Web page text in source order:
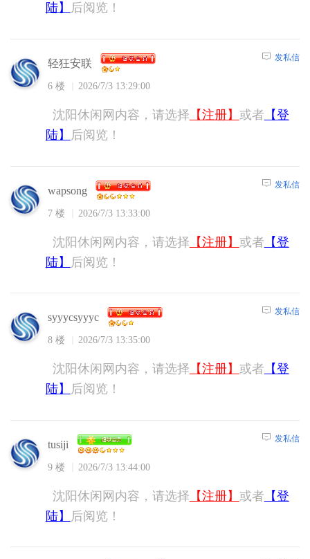
陆】
后阅览！
轻狂安联
6 楼 2026/7/3 13:29:00
发私信
沈阳休闲网内容，请选择 【注册】 或者 【登
陆】
后阅览！
wapsong
7 楼 2026/7/3 13:33:00
发私信
沈阳休闲网内容，请选择 【注册】 或者 【登
陆】
后阅览！
syyycsyyyc
8 楼 2026/7/3 13:35:00
发私信
沈阳休闲网内容，请选择 【注册】 或者 【登
陆】
后阅览！
tusiji
9 楼 2026/7/3 13:44:00
发私信
沈阳休闲网内容，请选择 【注册】 或者 【登
陆】
后阅览！